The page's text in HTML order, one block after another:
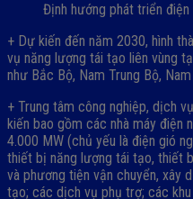
Định hướng phát triển điện
+ Dự kiến đến năm 2030, hình
vụ năng lượng tái tạo liên vùng
như Bắc Bộ, Nam Trung Bộ,
+ Trung tâm công nghiệp, dịch
kiến bao gồm các nhà máy
4.000 MW (chủ yếu là điện gió
thiết bị năng lượng tái tạo, thiết
và phương tiện vận chuyển, xây
tạo; các dịch vụ phụ trợ; các